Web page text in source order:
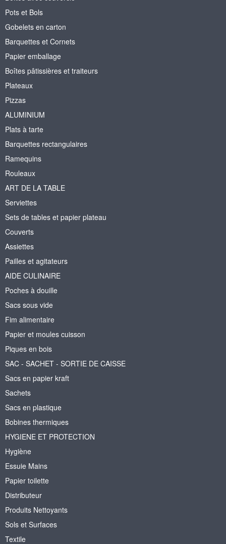
Pots et Bols
Gobelets en carton
Barquettes et Cornets
Papier emballage
Boîtes pâtissières et traiteurs
Plateaux
Pizzas
ALUMINIUM
Plats à tarte
Barquettes rectangulaires
Ramequins
Rouleaux
ART DE LA TABLE
Serviettes
Sets de tables et papier plateau
Couverts
Assiettes
Pailles et agitateurs
AIDE CULINAIRE
Poches à douille
Sacs sous vide
Fim alimentaire
Papier et moules cuisson
Piques en bois
SAC - SACHET - SORTIE DE CAISSE
Sacs en papier kraft
Sachets
Sacs en plastique
Bobines thermiques
HYGIENE ET PROTECTION
Hygiène
Essuie Mains
Papier toilette
Distributeur
Produits Nettoyants
Sols et Surfaces
Textile